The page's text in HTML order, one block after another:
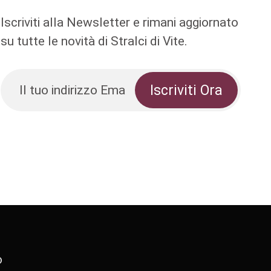
Iscriviti alla Newsletter e rimani aggiornato
su tutte le novità di Stralci di Vite.